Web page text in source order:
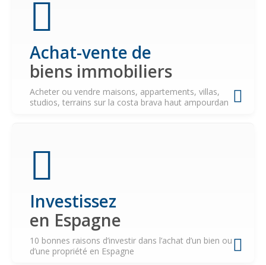
Achat-vente de
biens immobiliers
Acheter ou vendre maisons, appartements, villas,
studios, terrains sur la costa brava haut ampourdan
Investissez
en Espagne
10 bonnes raisons d’investir dans l’achat d’un bien ou
d’une propriété en Espagne